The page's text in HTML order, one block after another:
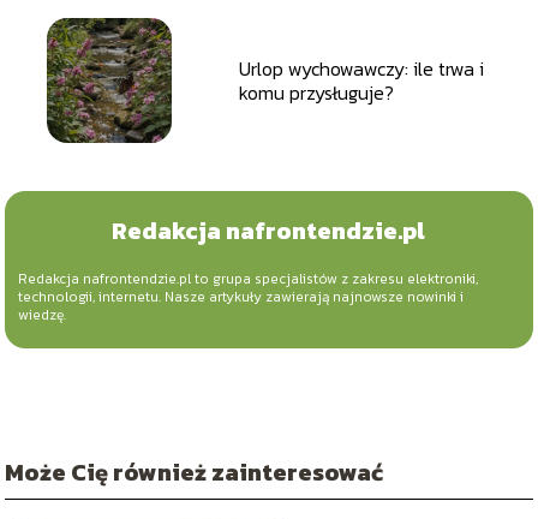
Urlop wychowawczy: ile trwa i
komu przysługuje?
Redakcja nafrontendzie.pl
Redakcja nafrontendzie.pl to grupa specjalistów z zakresu elektroniki,
technologii, internetu. Nasze artykuły zawierają najnowsze nowinki i
wiedzę.
Może Cię również zainteresować